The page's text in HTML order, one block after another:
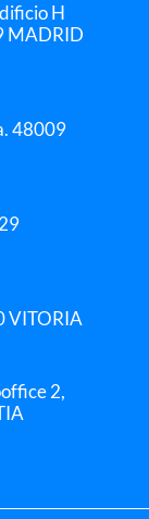
H
MADRID
48009
VITORIA
2,